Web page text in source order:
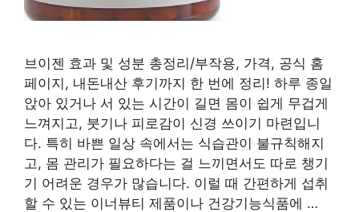
브이젠 효과 및 성분 총정리/부작용, 가격, 공식 홈
페이지, 내돈내산 후기까지 한 번에 정리! 하루 종일
앉아 있거나 서 있는 시간이 길면 몸이 쉽게 무겁게
느껴지고, 붓기나 피로감이 신경 쓰이기 마련입니
다. 특히 바쁜 일상 속에서는 식습관이 불규칙해지
고, 몸 관리가 필요하다는 걸 느끼면서도 따로 챙기
기 어려운 경우가 많습니다. 이럴 때 간편하게 섭취
할 수 있는 이너뷰티 제품이나 건강기능식품에 …